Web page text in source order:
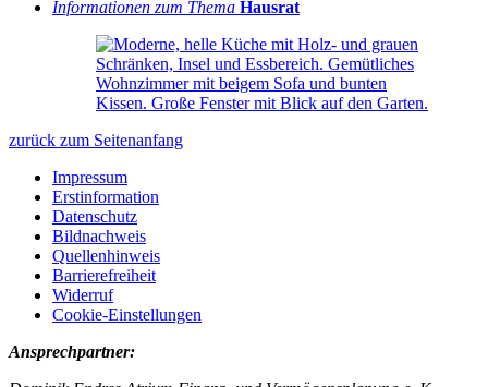
Informationen zum Thema Hausrat
zurück zum Seitenanfang
Impressum
Erstinformation
Datenschutz
Bildnachweis
Quellenhinweis
Barrierefreiheit
Widerruf
Cookie-Einstellungen
Ansprechpartner: